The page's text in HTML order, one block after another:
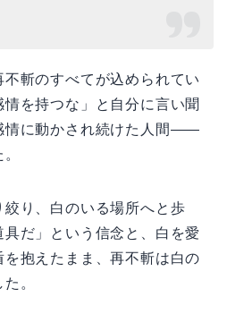
斬のすべてが込められてい
を持つな」と自分に言い聞
情に動かされ続けた人間——
り、白のいる場所へと歩
だ」という信念と、白を愛
抱えたまま、再不斬は白の
。